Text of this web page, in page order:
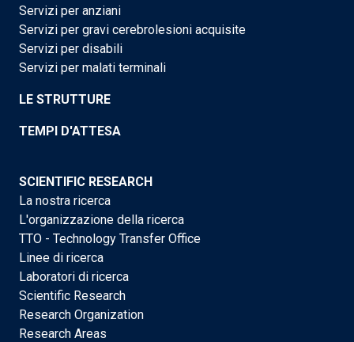
Servizi per anziani
Servizi per gravi cerebrolesioni acquisite
Servizi per disabili
Servizi per malati terminali
LE STRUTTURE
TEMPI D'ATTESA
SCIENTIFIC RESEARCH
La nostra ricerca
L'organizzazione della ricerca
TTO - Technology Transfer Office
Linee di ricerca
Laboratori di ricerca
Scientific Research
Research Organization
Research Areas